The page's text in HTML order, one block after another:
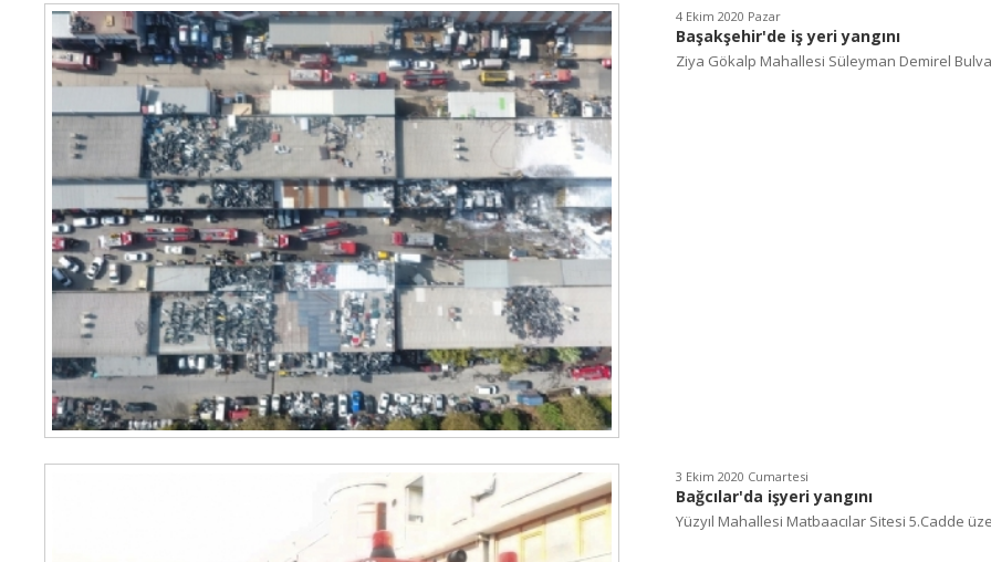
4 Ekim 2020 Pazar
Başakşehir'de iş yeri yangını
Ziya Gökalp Mahallesi Süleyman Demirel
3 Ekim 2020 Cumartesi
Bağcılar'da işyeri yangını
Yüzyıl Mahallesi Matbaacılar Sitesi 5.Cadde